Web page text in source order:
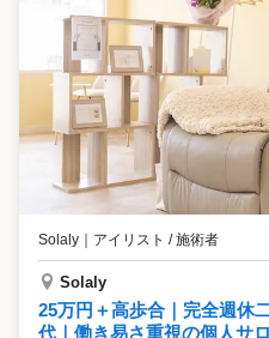
Solaly アイリスト / 施術者
Solaly
25万円＋高歩合｜完全週休
代｜働き易さ重視の個人サ